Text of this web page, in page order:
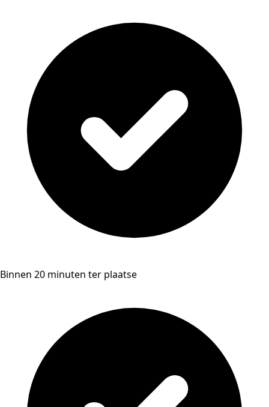
Binnen 20 minuten ter plaatse